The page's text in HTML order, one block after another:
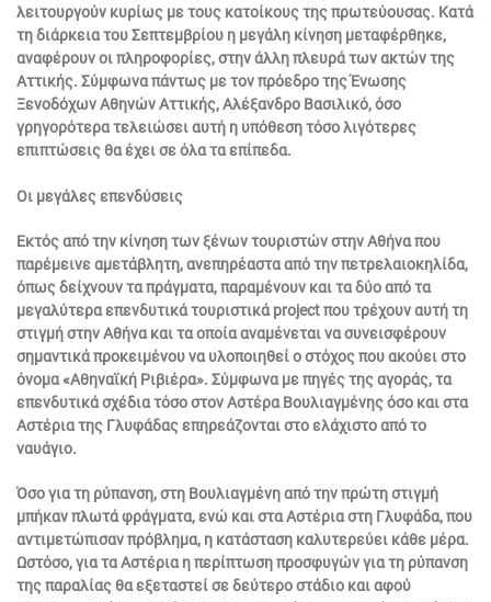
λειτουργούν κυρίως με τους κατοίκους της πρωτεύουσας. Κατά
τη διάρκεια του Σεπτεμβρίου η μεγάλη κίνηση μεταφέρθηκε,
αναφέρουν οι πληροφορίες, στην άλλη πλευρά των ακτών της
Αττικής. Σύμφωνα πάντως με τον πρόεδρο της Ένωσης
Ξενοδόχων Αθηνών Αττικής, Αλέξανδρο Βασιλικό, όσο
γρηγορότερα τελειώσει αυτή η υπόθεση τόσο λιγότερες
επιπτώσεις θα έχει σε όλα τα επίπεδα.
Οι μεγάλες επενδύσεις
Εκτός από την κίνηση των ξένων τουριστών στην Αθήνα που
παρέμεινε αμετάβλητη, ανεπηρέαστα από την πετρελαιοκηλίδα,
όπως δείχνουν τα πράγματα, παραμένουν και τα δύο από τα
μεγαλύτερα επενδυτικά τουριστικά project που τρέχουν αυτή τη
στιγμή στην Αθήνα και τα οποία αναμένεται να συνεισφέρουν
σημαντικά προκειμένου να υλοποιηθεί ο στόχος που ακούει στο
όνομα «Αθηναϊκή Ριβιέρα». Σύμφωνα με πηγές της αγοράς, τα
επενδυτικά σχέδια τόσο στον Αστέρα Βουλιαγμένης όσο και στα
Αστέρια της Γλυφάδας επηρεάζονται στο ελάχιστο από το
ναυάγιο.
Όσο για τη ρύπανση, στη Βουλιαγμένη από την πρώτη στιγμή
μπήκαν πλωτά φράγματα, ενώ και στα Αστέρια στη Γλυφάδα, που
αντιμετώπισαν πρόβλημα, η κατάσταση καλυτερεύει κάθε μέρα.
Ωστόσο, για τα Αστέρια η περίπτωση προσφυγών για τη ρύπανση
της παραλίας θα εξεταστεί σε δεύτερο στάδιο και αφού